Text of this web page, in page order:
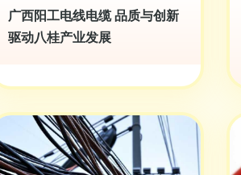
广西阳工电线电缆 品质与创新
驱动八桂产业发展